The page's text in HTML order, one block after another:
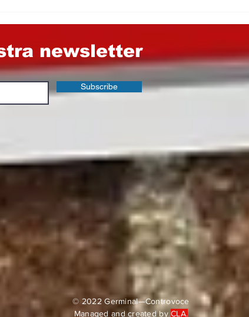
newsletter
Subscribe
© 2022 Germinal—Controvoce
Managed and created byCLA.